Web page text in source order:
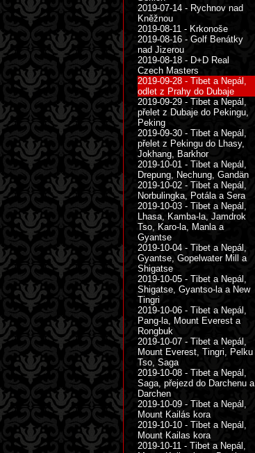
2019-07-14 - Rychnov nad
Kněžnou
2019-08-11 - Krkonoše
2019-08-16 - Golf Benátky
nad Jizerou
2019-08-18 - D+D Real
Czech Masters
2019-09-28 - Tibet a Nepál,
odlet z Prahy do Dubaje
2019-09-29 - Tibet a Nepál,
přelet z Dubaje do Pekingu,
Peking
2019-09-30 - Tibet a Nepál,
přelet z Pekingu do Lhasy,
Jokhang, Barkhor
2019-10-01 - Tibet a Nepál,
Drepung, Nechung, Gandän
2019-10-02 - Tibet a Nepál,
Norbulingka, Potála a Sera
2019-10-03 - Tibet a Nepál,
Lhasa, Kamba-la, Jamdrok
Tso, Karo-la, Manla a
Gyantse
2019-10-04 - Tibet a Nepál,
Gyantse, Gopelwater Mill a
Shigatse
2019-10-05 - Tibet a Nepál,
Shigatse, Gyantso-la a New
Tingri
2019-10-06 - Tibet a Nepál,
Pang-la, Mount Everest a
Rongbuk
2019-10-07 - Tibet a Nepál,
Mount Everest, Tingri, Pelku
Tso, Saga
2019-10-08 - Tibet a Nepál,
Saga, přejezd do Darchenu a
Darchen
2019-10-09 - Tibet a Nepál,
Mount Kailás kora
2019-10-10 - Tibet a Nepál,
Mount Kailas kora
2019-10-11 - Tibet a Nepál,